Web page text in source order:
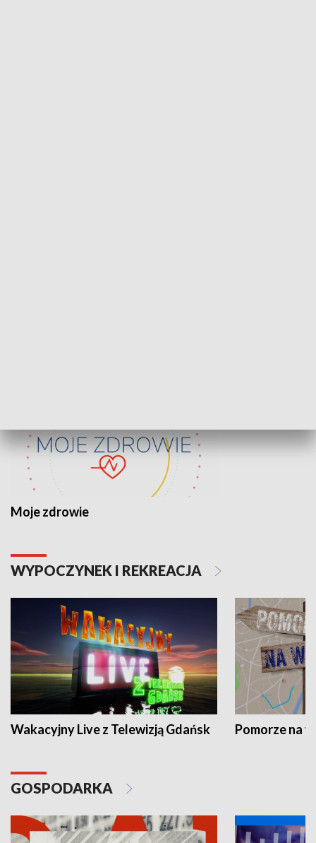
Moje zdrowie
WYPOCZYNEK I REKREACJA
Wakacyjny Live z Telewizją Gdańsk Pomorze na
GOSPODARKA